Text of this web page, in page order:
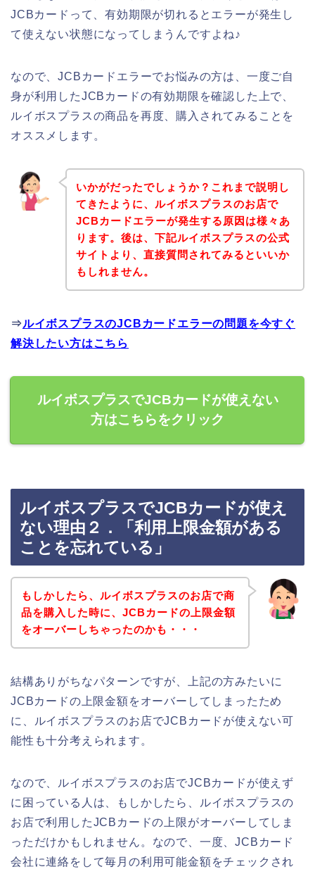
JCBカードって、有効期限が切れるとエラーが発生し
て使えない状態になってしまうんですよね♪
なので、JCBカードエラーでお悩みの方は、一度ご自
身が利用したJCBカードの有効期限を確認した上で、
ルイボスプラスの商品を再度、購入されてみることを
オススメします。
いかがだったでしょうか？これまで説明し
てきたように、ルイボスプラスのお店で
JCBカードエラーが発生する原因は様々あ
ります。後は、下記ルイボスプラスの公式
サイトより、直接質問されてみるといいか
もしれません。
⇒ルイボスプラスのJCBカードエラーの問題を今すぐ
解決したい方はこちら
ルイボスプラスでJCBカードが使えない
方はこちらをクリック
ルイボスプラスでJCBカードが使え
ない理由２．「利用上限金額がある
ことを忘れている」
もしかしたら、ルイボスプラスのお店で商
品を購入した時に、JCBカードの上限金額
をオーバーしちゃったのかも・・・
結構ありがちなパターンですが、上記の方みたいに
JCBカードの上限金額をオーバーしてしまったため
に、ルイボスプラスのお店でJCBカードが使えない可
能性も十分考えられます。
なので、ルイボスプラスのお店でJCBカードが使えず
に困っている人は、もしかしたら、ルイボスプラスの
お店で利用したJCBカードの上限がオーバーしてしま
っただけかもしれません。なので、一度、JCBカード
会社に連絡をして毎月の利用可能金額をチェックされ